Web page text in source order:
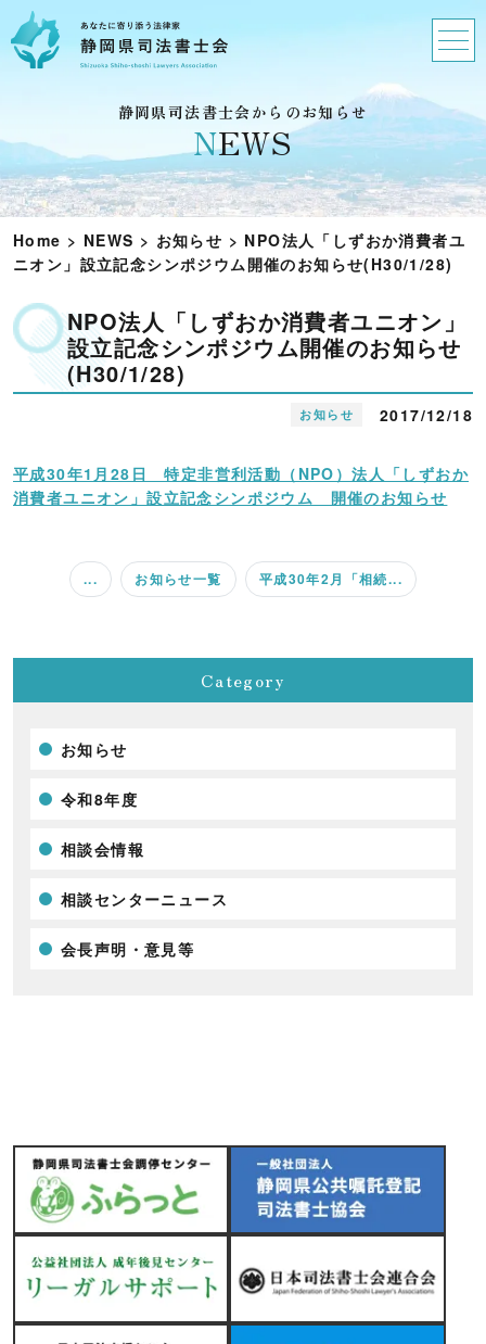
静岡県司法書士会からのお知らせ
NEWS
Home > NEWS > お知らせ > NPO法人「しずおか消費者ユ
ニオン」設立記念シンポジウム開催のお知らせ(H30/1/28)
NPO法人「しずおか消費者ユニオン」
設立記念シンポジウム開催のお知らせ
(H30/1/28)
お知らせ 2017/12/18
平成30年1月28日 特定非営利活動（NPO）法人「しずおか
消費者ユニオン」設立記念シンポジウム 開催のお知らせ
... お知らせ一覧 平成30年2月「相続...
Category
お知らせ
令和8年度
相談会情報
相談センターニュース
会長声明・意見等